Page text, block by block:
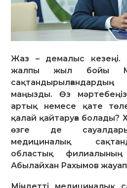
Жаз – демалыс кезеңі.
жалпы жыл бойы
маңызды. Өз
артық немесе қате
қалай қайтаруға
өзге де
медициналық
областық
Абылайхан Рахымов жауап
Міндетті медициналық